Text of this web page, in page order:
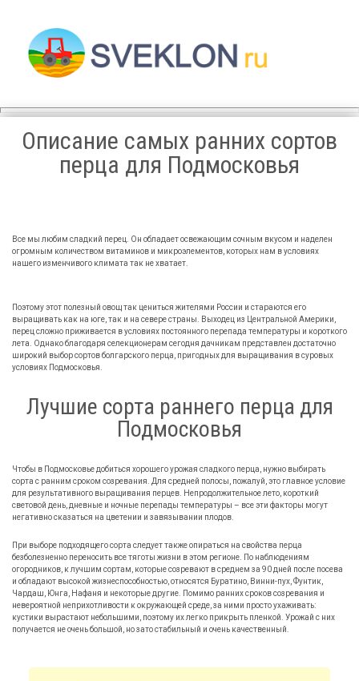
огород, фермерство и
птицеводство
Описание самых ранних сортов
перца для Подмосковья
Все мы любим сладкий перец. Он обладает освежающим сочным вкусом и наделен
огромным количеством витаминов и микроэлементов, которых нам в условиях
нашего изменчивого климата так не хватает.
Поэтому этот полезный овощ так цениться жителями России и стараются его
выращивать как на юге, так и на севере страны. Выходец из Центральной Америки,
перец сложно приживается в условиях постоянного перепада температуры и короткого
лета. Однако благодаря селекционерам сегодня дачникам представлен достаточно
широкий выбор сортов болгарского перца, пригодных для выращивания в суровых
условиях Подмосковья.
Лучшие сорта раннего перца для
Подмосковья
Чтобы в Подмосковье добиться хорошего урожая сладкого перца, нужно выбирать
сорта с ранним сроком созревания. Для средней полосы, пожалуй, это главное условие
для результативного выращивания перцев. Непродолжительное лето, короткий
световой день, дневные и ночные перепады температуры – все эти факторы могут
негативно сказаться на цветении и завязывании плодов.
При выборе подходящего сорта следует также опираться на свойства перца
безболезненно переносить все тяготы жизни в этом регионе. По наблюдениям
огородников, к лучшим сортам, которые созревают в среднем за 90 дней после посева
и обладают высокой жизнеспособностью, относятся Буратино, Винни-пух, Фунтик,
Чардаш, Юнга, Нафаня и некоторые другие. Помимо ранних сроков созревания и
невероятной неприхотливости к окружающей среде, за ними просто ухаживать:
кустики вырастают небольшими, поэтому их легко прикрыть пленкой. Урожай с них
получается не очень большой, но зато стабильный и очень качественный.